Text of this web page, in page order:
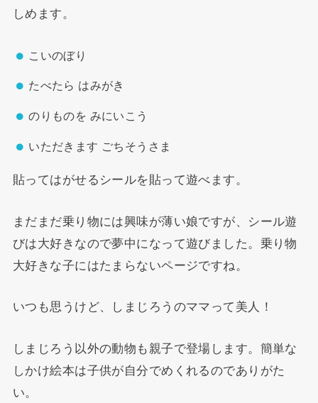
しめます。
こいのぼり
たべたら はみがき
のりものを みにいこう
いただきます ごちそうさま
貼ってはがせるシールを貼って遊べます。
まだまだ乗り物には興味が薄い娘ですが、シール遊
びは大好きなので夢中になって遊びました。乗り物
大好きな子にはたまらないページですね。
いつも思うけど、しまじろうのママって美人！
しまじろう以外の動物も親子で登場します。簡単な
しかけ絵本は子供が自分でめくれるのでありがた
い。